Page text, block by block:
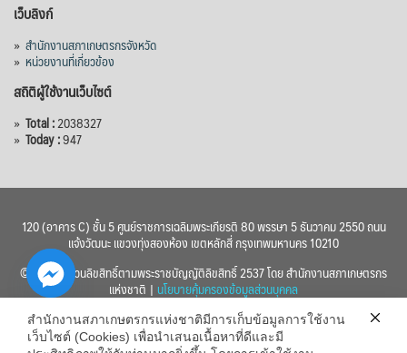
เว็บลิงก์
» สำนักงานสภาเกษตรกรจังหวัด
» หน่วยงานที่เกี่ยวข้อง
สถิติผู้ใช้งานเว็บไซต์
» Total :2038327
» Today :947
120 (อาคาร C) ชั้น 5 ศูนย์ราชการเฉลิมพระเกียรติ 80 พรรษา 5 ธันวาคม 2550 ถนน
แจ้งวัฒนะ แขวงทุ่งสองห้อง เขตหลักสี่ กรุงเทพมหานคร 10210
© 2560 สงวนลิขสิทธิ์ตามพระราชบัญญัติลิขสิทธิ์ 2537 โดย สำนักงานสภาเกษตรกร
แห่งชาติ | นโยบายคุ้มครองข้อมูลส่วนบุคคล
สำนักงานสภาเกษตรกรแห่งชาติมีการเก็บข้อมูลการใช้งาน
เว็บไซต์ (Cookies) เพื่อนำเสนอเนื้อหาที่ดีและมี